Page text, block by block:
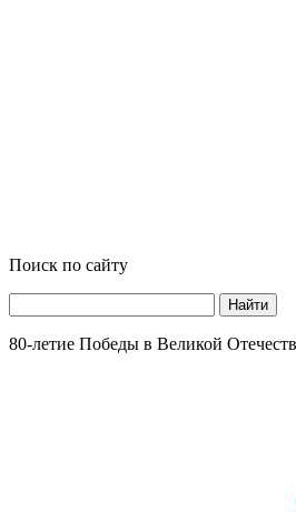
Поиск по сайту
Найти
80-летие Победы в Великой